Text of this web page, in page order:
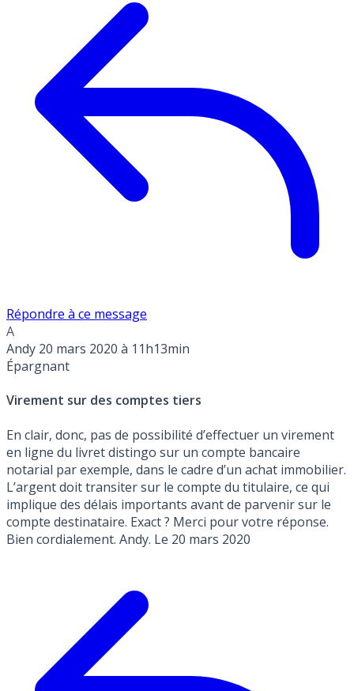
Répondre à ce message
A
Andy 20 mars 2020 à 11h13min
Épargnant
Virement sur des comptes tiers
En clair, donc, pas de possibilité d’effectuer un virement
en ligne du livret distingo sur un compte bancaire
notarial par exemple, dans le cadre d’un achat immobilier.
L’argent doit transiter sur le compte du titulaire, ce qui
implique des délais importants avant de parvenir sur le
compte destinataire. Exact ? Merci pour votre réponse.
Bien cordialement. Andy. Le 20 mars 2020